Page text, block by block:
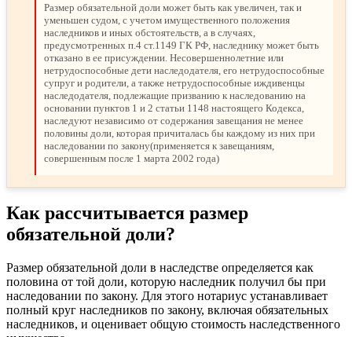
Размер обязательной доли может быть как увеличен, так и
уменьшен судом, с учетом имущественного положения
наследников и иных обстоятельств, а в случаях,
предусмотренных п.4 ст.1149 ГК РФ, наследнику может быть
отказано в ее присуждении. Несовершеннолетние или
нетрудоспособные дети наследодателя, его нетрудоспособные
супруг и родители, а также нетрудоспособные иждивенцы
наследодателя, подлежащие призванию к наследованию на
основании пунктов 1 и 2 статьи 1148 настоящего Кодекса,
наследуют независимо от содержания завещания не менее
половины доли, которая причиталась бы каждому из них при
наследовании по закону(применяется к завещаниям,
совершенным после 1 марта 2002 года)
Как рассчитывается размер
обязательной доли?
Размер обязательной доли в наследстве определяется как
половина от той доли, которую наследник получил бы при
наследовании по закону. Для этого нотариус устанавливает
полный круг наследников по закону, включая обязательных
наследников, и оценивает общую стоимость наследственного